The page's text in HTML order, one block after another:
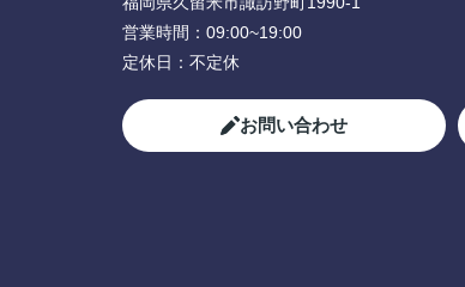
営業時間： 09:00~19:00
定休日： 不定休
お問い合わせ